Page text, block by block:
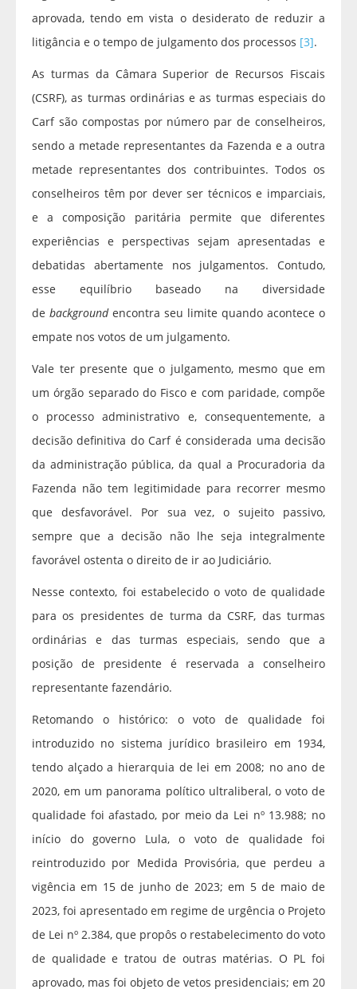
aprovada, tendo em vista o desiderato de reduzir a
litigância e o tempo de julgamento dos processos [3].
As turmas da Câmara Superior de Recursos Fiscais
(CSRF), as turmas ordinárias e as turmas especiais do
Carf são compostas por número par de conselheiros,
sendo a metade representantes da Fazenda e a outra
metade representantes dos contribuintes. Todos os
conselheiros têm por dever ser técnicos e imparciais,
e a composição paritária permite que diferentes
experiências e perspectivas sejam apresentadas e
debatidas abertamente nos julgamentos. Contudo,
esse equilíbrio baseado na diversidade
de backgroundencontra seu limite quando acontece o
empate nos votos de um julgamento.
Vale ter presente que o julgamento, mesmo que em
um órgão separado do Fisco e com paridade, compõe
o processo administrativo e, consequentemente, a
decisão definitiva do Carf é considerada uma decisão
da administração pública, da qual a Procuradoria da
Fazenda não tem legitimidade para recorrer mesmo
que desfavorável. Por sua vez, o sujeito passivo,
sempre que a decisão não lhe seja integralmente
favorável ostenta o direito de ir ao Judiciário.
Nesse contexto, foi estabelecido o voto de qualidade
para os presidentes de turma da CSRF, das turmas
ordinárias e das turmas especiais, sendo que a
posição de presidente é reservada a conselheiro
representante fazendário.
Retomando o histórico: o voto de qualidade foi
introduzido no sistema jurídico brasileiro em 1934,
tendo alçado a hierarquia de lei em 2008; no ano de
2020, em um panorama político ultraliberal, o voto de
qualidade foi afastado, por meio da Lei nº 13.988; no
início do governo Lula, o voto de qualidade foi
reintroduzido por Medida Provisória, que perdeu a
vigência em 15 de junho de 2023; em 5 de maio de
2023, foi apresentado em regime de urgência o Projeto
de Lei nº 2.384, que propôs o restabelecimento do voto
de qualidade e tratou de outras matérias. O PL foi
aprovado, mas foi objeto de vetos presidenciais; em 20